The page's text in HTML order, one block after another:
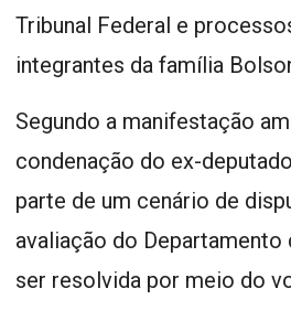
Tribunal Federal e
integrantes da família
Segundo a manifestação
condenação do ex-
parte de um cenário de
avaliação do Departamento
ser resolvida por meio do